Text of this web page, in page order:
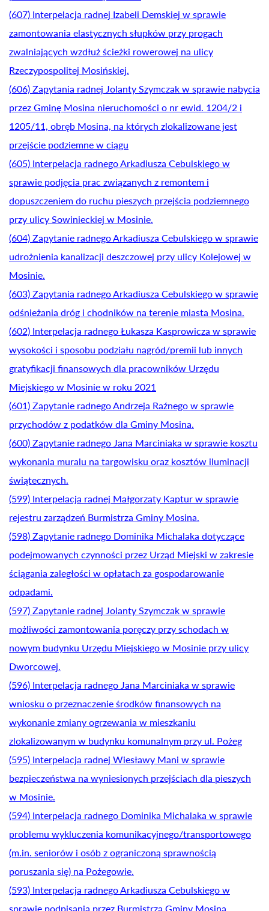
(607) Interpelacja radnej Izabeli Demskiej w sprawie
zamontowania elastycznych słupków przy progach
zwalniających wzdłuż ścieżki rowerowej na ulicy
Rzeczypospolitej Mosińskiej.
(606) Zapytania radnej Jolanty Szymczak w sprawie nabycia
przez Gminę Mosina nieruchomości o nr ewid. 1204/2 i
1205/11, obręb Mosina, na których zlokalizowane jest
przejście podziemne w ciągu
(605) Interpelacja radnego Arkadiusza Cebulskiego w
sprawie podjęcia prac związanych z remontem i
dopuszczeniem do ruchu pieszych przejścia podziemnego
przy ulicy Sowinieckiej w Mosinie.
(604) Zapytanie radnego Arkadiusza Cebulskiego w sprawie
udrożnienia kanalizacji deszczowej przy ulicy Kolejowej w
Mosinie.
(603) Zapytania radnego Arkadiusza Cebulskiego w sprawie
odśnieżania dróg i chodników na terenie miasta Mosina.
(602) Interpelacja radnego Łukasza Kasprowicza w sprawie
wysokości i sposobu podziału nagród/premii lub innych
gratyfikacji finansowych dla pracowników Urzędu
Miejskiego w Mosinie w roku 2021
(601) Zapytanie radnego Andrzeja Raźnego w sprawie
przychodów z podatków dla Gminy Mosina.
(600) Zapytanie radnego Jana Marciniaka w sprawie kosztu
wykonania muralu na targowisku oraz kosztów iluminacji
świątecznych.
(599) Interpelacja radnej Małgorzaty Kaptur w sprawie
rejestru zarządzeń Burmistrza Gminy Mosina.
(598) Zapytanie radnego Dominika Michalaka dotyczące
podejmowanych czynności przez Urząd Miejski w zakresie
ściągania zaległości w opłatach za gospodarowanie
odpadami.
(597) Zapytanie radnej Jolanty Szymczak w sprawie
możliwości zamontowania poręczy przy schodach w
nowym budynku Urzędu Miejskiego w Mosinie przy ulicy
Dworcowej.
(596) Interpelacja radnego Jana Marciniaka w sprawie
wniosku o przeznaczenie środków finansowych na
wykonanie zmiany ogrzewania w mieszkaniu
zlokalizowanym w budynku komunalnym przy ul. Pożeg
(595) Interpelacja radnej Wiesławy Mani w sprawie
bezpieczeństwa na wyniesionych przejściach dla pieszych
w Mosinie.
(594) Interpelacja radnego Dominika Michalaka w sprawie
problemu wykluczenia komunikacyjnego/transportowego
(m.in. seniorów i osób z ograniczoną sprawnością
poruszania się) na Pożegowie.
(593) Interpelacja radnego Arkadiusza Cebulskiego w
sprawie podpisania przez Burmistrza Gminy Mosina